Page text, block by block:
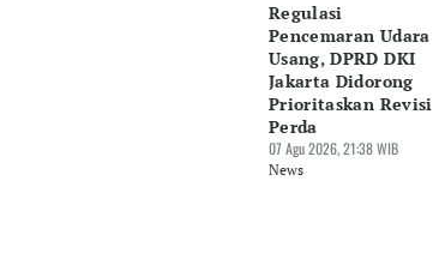
Editor
Ekarina .
Regulasi
Pencemaran Udara
Usang, DPRD DKI
Jakarta Didorong
Prioritaskan Revisi
Perda
07 Agu 2026, 21:38 WIB
News